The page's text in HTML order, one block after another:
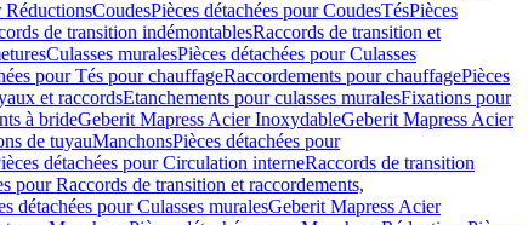
RéductionsCoudesPièces détachées pour CoudesTésPièces
de transition indémontablesRaccords de transition et
Culasses muralesPièces détachées pour Culasses
pour Tés pour chauffageRaccordements pour chauffagePièces
et raccordsEtanchements pour culasses muralesFixations pour
à brideGeberit Mapress Acier InoxydableGeberit Mapress Acier
de tuyauManchonsPièces détachées pour
détachées pour Circulation interneRaccords de transition
pour Raccords de transition et raccordements,
détachées pour Culasses muralesGeberit Mapress Acier